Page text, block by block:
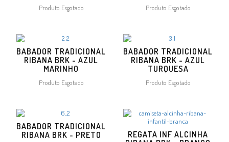
Produto Esgotado Produto Esgotado
BABADOR TRADICIONAL
RIBANA BRK - AZUL
MARINHO
Produto Esgotado
BABADOR TRADICIONAL
RIBANA BRK - AZUL
TURQUESA
Produto Esgotado
BABADOR TRADICIONAL
RIBANA BRK - PRETO
REGATA INF ALCINHA